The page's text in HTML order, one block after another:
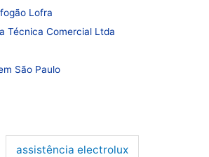
Lofra
Técnica Comercial Ltda
São Paulo
assistência electrolux